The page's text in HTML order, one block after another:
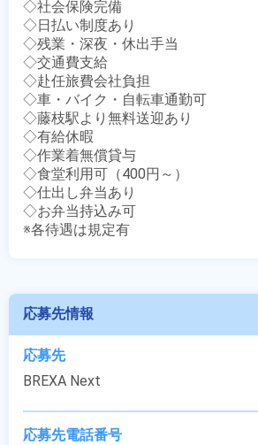
◇社会保険完備
◇日払い制度あり
◇残業・深夜・休出手当
◇交通費支給
◇赴任旅費会社負担
◇車・バイク・自転車通勤可
◇藤枝駅より無料送迎あり
◇有給休暇
◇作業着無償貸与
◇食堂利用可（400円～）
◇仕出し弁当あり
◇お弁当持込み可
※各待遇は規定有
応募先情報
応募先
BREXA Next
応募先電話番号